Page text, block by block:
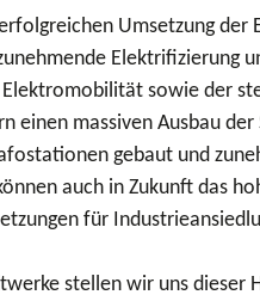
Umsetzung der
Elektrifizierung
sowie der
einen massiven Ausbau
gebaut und
auch in Zukunft das
für
stellen wir uns